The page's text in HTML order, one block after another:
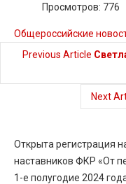
Просмотров: 776
Общероссийские
Previous Article
Next
Открыта регистрация
наставников ФКР «От
1-е полугодие 2024